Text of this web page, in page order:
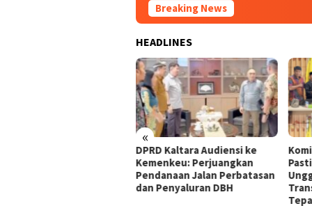
Breaking News
HEADLINES
«
Komisi IV DPRD Kaltara:
Pastikan Beasiswa Kaltara
Unggul 2026 Berjalan
Transparan, Akuntabel, dan
ke